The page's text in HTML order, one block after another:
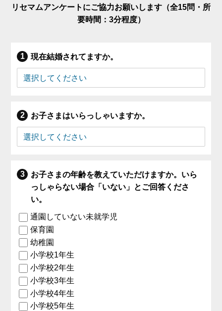
リセマムアンケートにご協力お願いします（全15問・所
要時間：3分程度）
現在結婚されてますか。
お子さまはいらっしゃいますか。
お子さまの年齢を教えていただけますか。いら
っしゃらない場合「いない」とご回答くださ
い。
通園していない未就学児
保育園
幼稚園
小学校1年生
小学校2年生
小学校3年生
小学校4年生
小学校5年生